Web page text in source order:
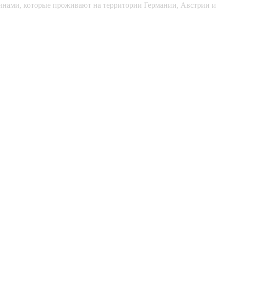
которые проживают на территории Германии, Австрии и